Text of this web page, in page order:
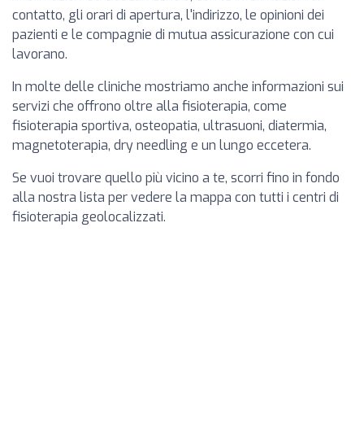
contatto, gli orari di apertura, l'indirizzo, le opinioni dei
pazienti e le compagnie di mutua assicurazione con cui
lavorano.
In molte delle cliniche mostriamo anche informazioni sui
servizi che offrono oltre alla fisioterapia, come
fisioterapia sportiva, osteopatia, ultrasuoni, diatermia,
magnetoterapia, dry needling e un lungo eccetera.
Se vuoi trovare quello più vicino a te, scorri fino in fondo
alla nostra lista per vedere la mappa con tutti i centri di
fisioterapia geolocalizzati.